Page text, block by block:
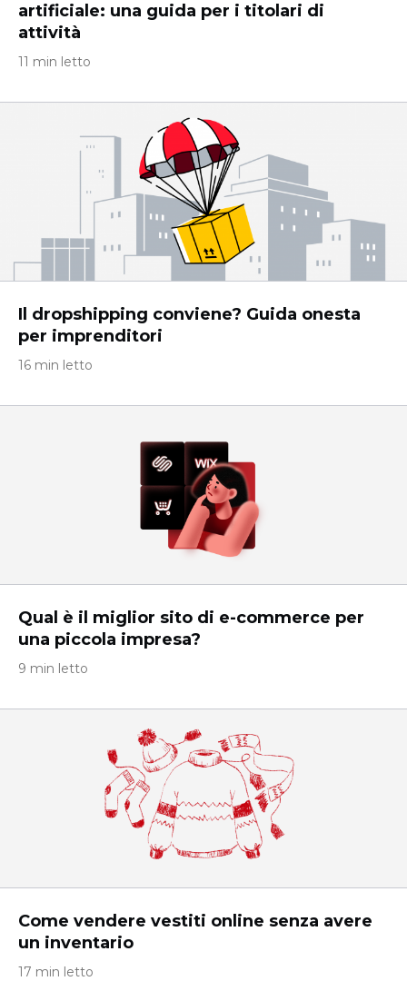
artificiale: una guida per i titolari di
attività
11 min letto
Il dropshipping conviene? Guida onesta
per imprenditori
16 min letto
Qual è il miglior sito di e-commerce per
una piccola impresa?
9 min letto
Come vendere vestiti online senza avere
un inventario
17 min letto